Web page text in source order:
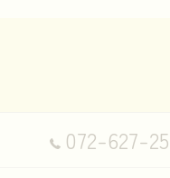
072-627-